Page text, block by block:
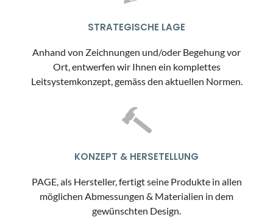
STRATEGISCHE LAGE
Anhand von Zeichnungen und/oder Begehung vor
Ort, entwerfen wir Ihnen ein komplettes
Leitsystemkonzept, gemäss den aktuellen Normen.
KONZEPT & HERSETELLUNG
PAGE, als Hersteller, fertigt seine Produkte in allen
möglichen Abmessungen & Materialien in dem
gewünschten Design.